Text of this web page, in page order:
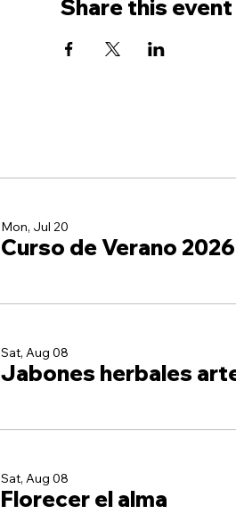
Share this event
Mon, Jul 20
Curso de Verano 2026
Sat, Aug 08
Jabones herbales
Sat, Aug 08
Florecer el alma